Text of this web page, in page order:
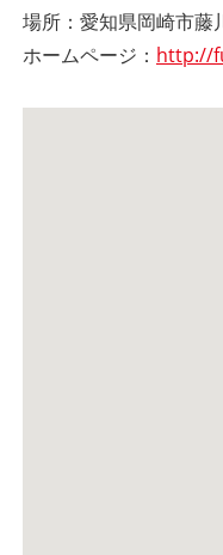
場所：愛知県岡崎市藤
ホームページ： http://